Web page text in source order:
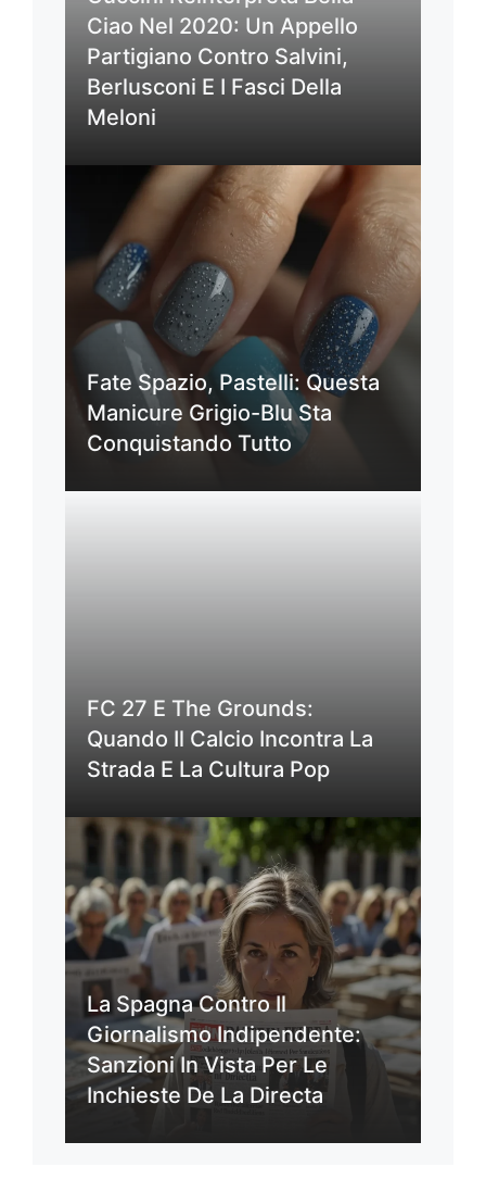
Ciao Nel 2020: Un Appello
Partigiano Contro Salvini,
Berlusconi E I Fasci Della
Meloni
Fate Spazio, Pastelli: Questa
Manicure Grigio-Blu Sta
Conquistando Tutto
FC 27 E The Grounds:
Quando Il Calcio Incontra La
Strada E La Cultura Pop
La Spagna Contro Il
Giornalismo Indipendente:
Sanzioni In Vista Per Le
Inchieste De La Directa